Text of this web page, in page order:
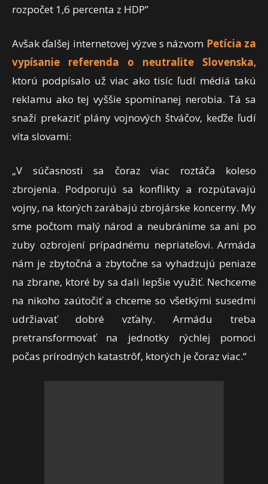
rozpočet 1,6 percenta z HDP”
Avšak ďalšej internetovej výzve s názvom Petícia za
vypísanie referenda o neutralite Slovenska,
ktorú podpísalo už viac ako tisíc ľudí médiá takú
reklamu ako tej vyššie spomínanej nerobia. Tá sa
snaží prekaziť plány vojnových štváčov, keďže ľudí
víta slovami:
„V súčasnosti sa čoraz viac roztáča koleso
zbrojenia. Podporujú sa konflikty a rozpútavajú
vojny, na ktorých zarábajú zbrojárske koncerny. My
sme počtom malý národ a neubránime sa ani po
zuby ozbrojení prípadnému nepriateľovi. Armáda
nám je zbytočná a zbytočne sa vyhadzujú peniaze
na zbrane, ktoré by sa dali lepšie využiť. Nechceme
na nikoho zaútočiť a chceme so všetkými susedmi
udržiavať dobré vzťahy. Armádu treba
pretransformovať na jednotky rýchlej pomoci
počas prírodných katastrôf, ktorých je čoraz viac.“